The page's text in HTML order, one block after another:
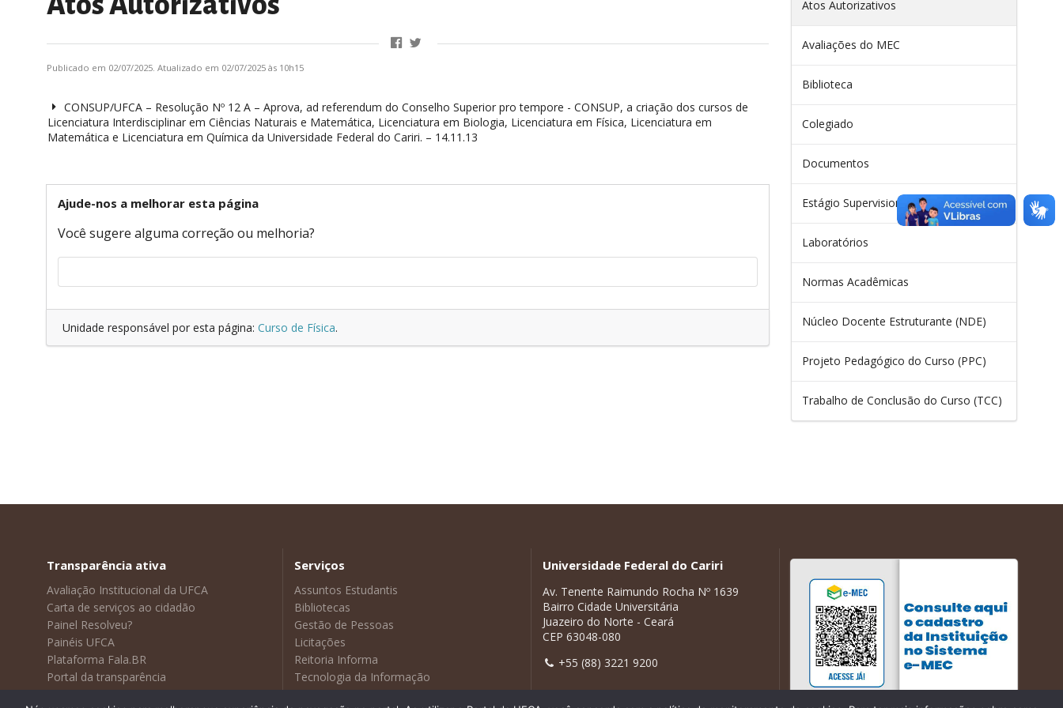
Publicado em 02/07/2025. Atualizado em 02/07/2025 às 10h15
CONSUP/UFCA – Resolução Nº 12 A – Aprova, ad referendum do Conselho Superior pro tempore - CONSUP, a criação dos cursos de
Licenciatura Interdisciplinar em Ciências Naturais e Matemática, Licenciatura em Biologia, Licenciatura em Física, Licenciatura em
Matemática e Licenciatura em Química da Universidade Federal do Cariri. – 14.11.13
Ajude-nos a melhorar esta página
Você sugere alguma correção ou melhoria?
Unidade responsável por esta página: Curso de Física.
Atos Autorizativos
Avaliações do MEC
Biblioteca
Colegiado
Documentos
Estágio Supervisionado
Laboratórios
Normas Acadêmicas
Núcleo Docente Estruturante (NDE)
Projeto Pedagógico do Curso (PPC)
Trabalho de Conclusão do Curso (TCC)
Transparência ativa
Avaliação Institucional da UFCA
Carta de serviços ao cidadão
Painel Resolveu?
Painéis UFCA
Plataforma Fala.BR
Portal da transparência
Serviços
Assuntos Estudantis
Bibliotecas
Gestão de Pessoas
Licitações
Reitoria Informa
Tecnologia da Informação
Universidade Federal do Cariri
Av. Tenente Raimundo Rocha Nº 1639
Bairro Cidade Universitária
Juazeiro do Norte - Ceará
CEP 63048-080
+55 (88) 3221 9200